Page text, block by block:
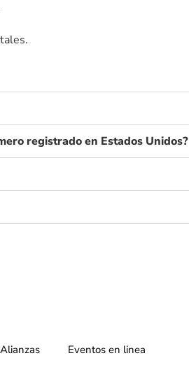
registrado en Estados Unidos?
Alianzas Eventos en linea